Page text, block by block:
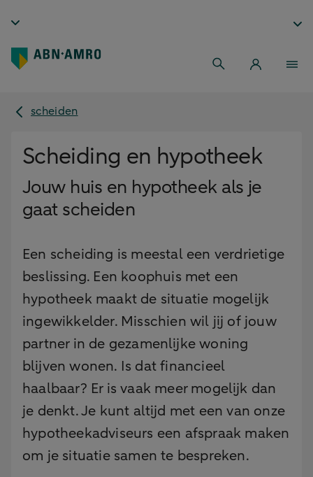
scheiden
Scheiding en hypotheek
Jouw huis en hypotheek als je
gaat scheiden
Een scheiding is meestal een verdrietige
beslissing. Een koophuis met een
hypotheek maakt de situatie mogelijk
ingewikkelder. Misschien wil jij of jouw
partner in de gezamenlijke woning
blijven wonen. Is dat financieel
haalbaar? Er is vaak meer mogelijk dan
je denkt. Je kunt altijd met een van onze
hypotheekadviseurs een afspraak maken
om je situatie samen te bespreken.